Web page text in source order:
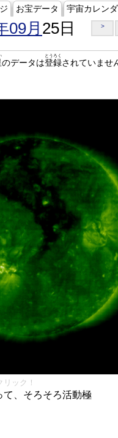
お宝データ 宇宙カレン
09月 25日 >
のデータは登録
とうろく
されていませ
ック！
て、そろそろ活動極